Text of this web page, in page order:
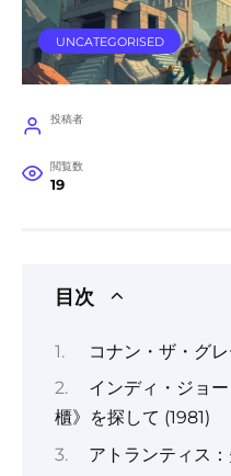
UNCATEGORISED
投稿者
閲覧数
19
目次
コナン・ザ・グ
インディ・ジョ
櫃》を探して (1981)
アトランティス